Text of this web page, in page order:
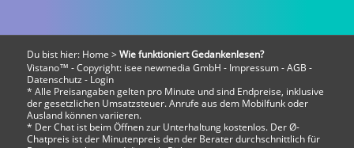
Du bist hier: Home > Wie funktioniert Gedankenlesen?
Vistano™ - Copyright: isee newmedia GmbH - Impressum-AGB -
Datenschutz - Login
* Alle Preisangaben gelten pro Minute und sind Endpreise, inklusive
der gesetzlichen Umsatzsteuer. Anrufe aus dem Mobilfunk oder
Ausland können variieren.
* Der Chat ist beim Öffnen zur Unterhaltung kostenlos. Der Ø-
Chatpreis ist der Minutenpreis den der Berater durchschnittlich für